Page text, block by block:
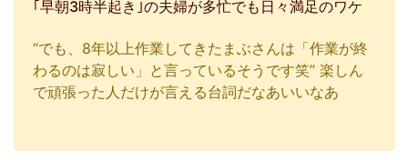
｢早朝3時半起き｣の夫婦が多忙でも日々満足のワケ
“でも、8年以上作業してきたまぶさんは「作業が終
わるのは寂しい」と言っているそうです笑” 楽しん
で頑張った人だけが言える台詞だなあいいなあ